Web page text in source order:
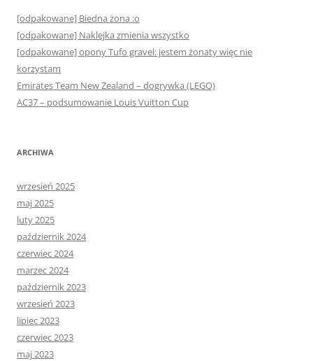
[odpakowane] Biedna żona :o
[odpakowane] Naklejka zmienia wszystko
[odpakowane] opony Tufo gravel: jestem żonaty więc nie
korzystam
Emirates Team New Zealand – dogrywka (LEGO)
AC37 – podsumowanie Louis Vuitton Cup
ARCHIWA
wrzesień 2025
maj 2025
luty 2025
październik 2024
czerwiec 2024
marzec 2024
październik 2023
wrzesień 2023
lipiec 2023
czerwiec 2023
maj 2023